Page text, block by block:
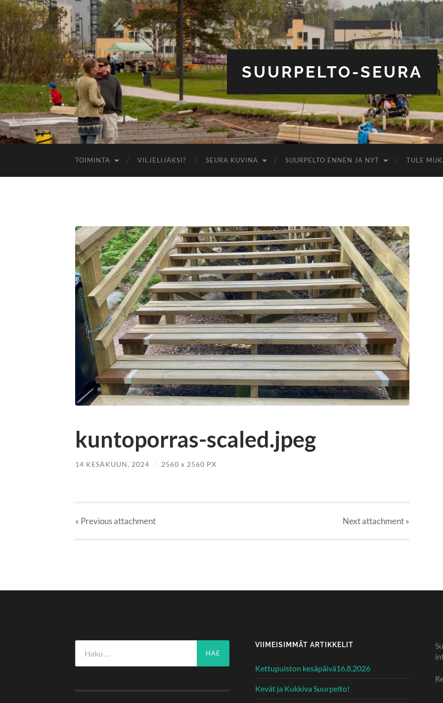
SUURPELTO-SEURA
TOIMINTA VILJELIJÄKSI? SEURA KUVINA SUURPELTO ENNEN JA NYT TULE
kuntoporras-scaled.jpeg
14 KESÄKUUN, 2024 / 2560 x 2560 PX
« Previousattachment Nextattachment»
VIIMEISIMMÄT ARTIKKELIT
Kettupuiston kesäpäivä16.8.2026
Kevät ja Kukkiva Suurpelto!